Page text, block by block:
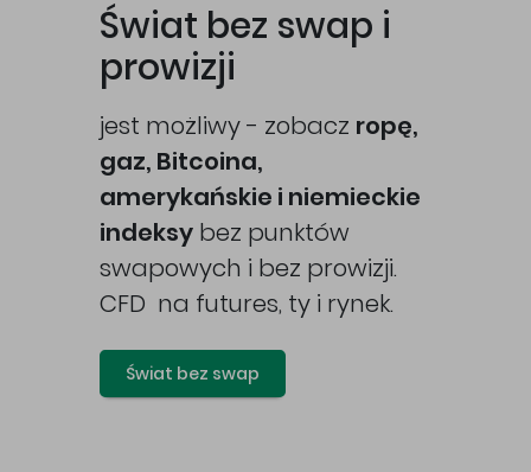
Świat bez swap i
prowizji
jest możliwy - zobacz ropę,
gaz, Bitcoina,
amerykańskie i niemieckie
indeksy bez punktów
swapowych i bez prowizji.
CFD na futures, ty i rynek.
Świat bez swap